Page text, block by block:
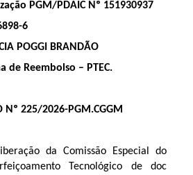
PGM/PDAIC Nº 151930937
6
POGGI BRANDÃO
de Reembolso – PTEC.
Nº 225/2026-PGM.CGGM
da Comissão Especial do
Tecnológico de doc